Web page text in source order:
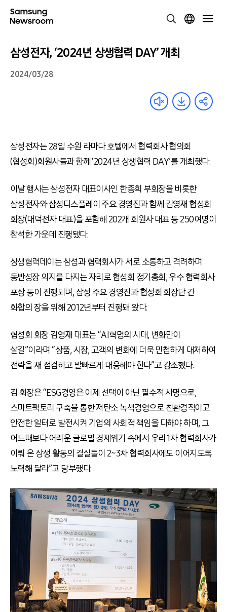
삼성전자, ‘2024년 상생협력 DAY’ 개최
2024/03/28
삼성전자는 28일 수원 라마다 호텔에서 협력회사 협의회
(협성회)회원사들과 함께 ‘2024년 상생협력 DAY’를 개최했다.
이날 행사는 삼성전자 대표이사인 한종희 부회장을 비롯한
삼성전자와 삼성디스플레이 주요 경영진과 함께 김영재 협성회
회장(대덕전자 대표)을 포함해 202개 회원사 대표 등 250여명이
참석한 가운데 진행됐다.
상생협력데이는 삼성과 협력회사가 서로 소통하고 격려하며
동반성장 의지를 다지는 자리로 협성회 정기총회, 우수 협력회사
포상 등이 진행되며, 삼성 주요 경영진과 협성회 회장단 간
화합의 장을 위해 2012년부터 진행돼 왔다.
협성회 회장 김영재 대표는 “AI혁명의 시대, 변화만이
살길”이라며 “상품, 시장, 고객의 변화에 더욱 민첩하게 대처하여
전략을 재 점검하고 발빠르게 대응해야 한다”고 강조했다.
김 회장은 “ESG경영은 이제 선택이 아닌 필수적 사명으로,
스마트팩토리 구축을 통한 저탄소 녹색경영으로 친환경적이고
안전한 일터로 발전시켜 기업의 사회적 책임을 다해야 하며, 그
어느때보다 어려운 글로벌 경제위기 속에서 우리 1차 협력회사가
이뤄 온 상생 활동의 결실들이 2~3차 협력회사에도 이어지도록
노력해 달라”고 당부했다.